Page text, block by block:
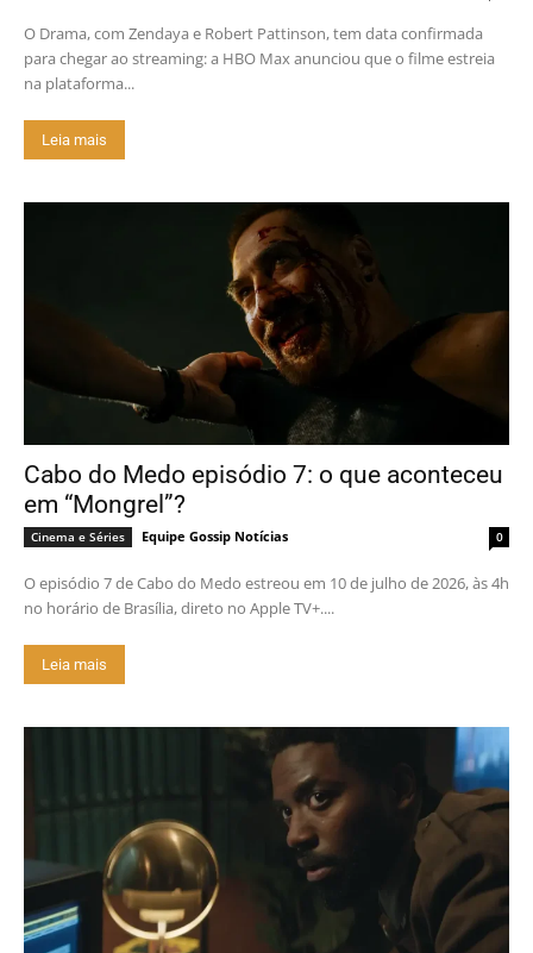
O Drama, com Zendaya e Robert Pattinson, tem data confirmada
para chegar ao streaming: a HBO Max anunciou que o filme estreia
na plataforma...
Leia mais
Cabo do Medo episódio 7: o que aconteceu
em “Mongrel”?
Cinema e Séries Equipe Gossip Notícias 0
O episódio 7 de Cabo do Medo estreou em 10 de julho de 2026, às 4h
no horário de Brasília, direto no Apple TV+....
Leia mais